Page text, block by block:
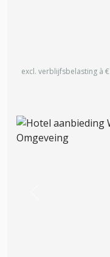
excl. verblijfsbelasting à